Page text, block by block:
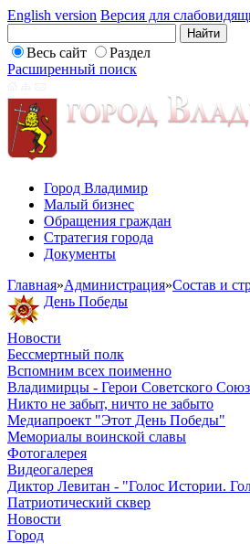
English version Версия для
Весь сайт
Раздел
Расширенный поиск
Город Владимир
Малый бизнес
Обращения граждан
Стратегия города
Документы
Главная»Администрация»Состав и
День Победы
Новости
Бессмертный полк
Вспомним всех поименно
Владимирцы - Герои Советского
Никто не забыт, ничто не забыто
Медиапроект "Этот День Победы"
Мемориалы воинской славы
Фотогалерея
Видеогалерея
Диктор Левитан - "Голос Истории.
Патриотический сквер
Новости
Город